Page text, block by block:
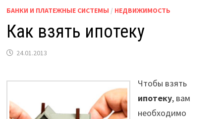
БАНКИ И ПЛАТЕЖНЫЕ СИСТЕМЫ / НЕДВИЖИМОСТЬ
Как взять ипотеку
24.01.2013
Чтобы взять
ипотеку, вам
необходимо